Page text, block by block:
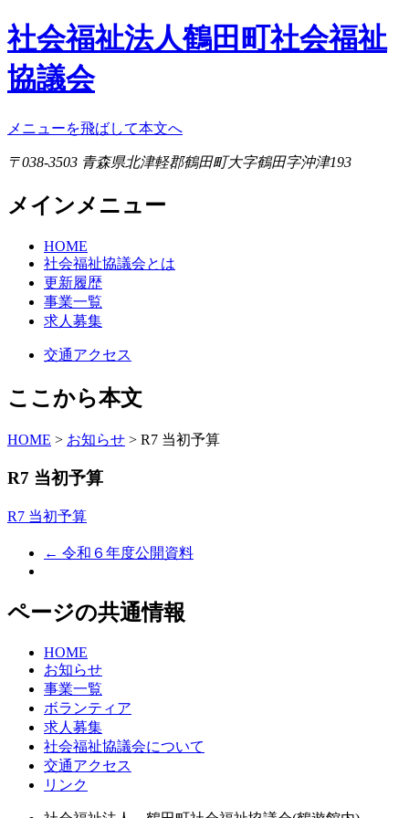
社会福祉法人鶴田町社会福祉
協議会
メニューを飛ばして本文へ
〒038-3503 青森県北津軽郡鶴田町大字鶴田字沖津193
メインメニュー
HOME
社会福祉協議会とは
更新履歴
事業一覧
求人募集
交通アクセス
ここから本文
HOME > お知らせ > R7 当初予算
R7 当初予算
R7 当初予算
← 令和６年度公開資料
ページの共通情報
HOME
お知らせ
事業一覧
ボランティア
求人募集
社会福祉協議会について
交通アクセス
リンク